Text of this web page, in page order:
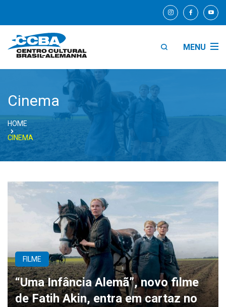
MENU
Cinema
HOME
CINEMA
FILME
“Uma Infância Alemã”, novo filme
de Fatih Akin, entra em cartaz no